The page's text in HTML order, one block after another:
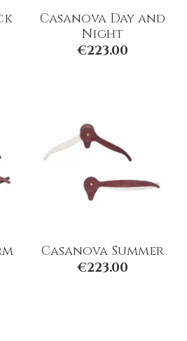
Casanova Day and
Night
€223.00
Casanova Summer
€223.00